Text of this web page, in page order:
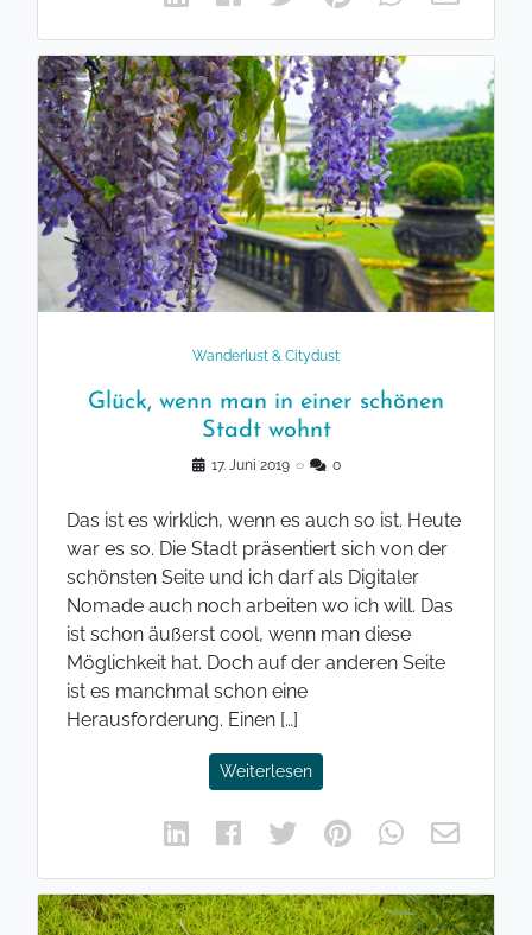
Wanderlust & Citydust
Glück, wenn man in einer schönen
Stadt wohnt
17. Juni 2019 ◌ 0
Das ist es wirklich, wenn es auch so ist. Heute
war es so. Die Stadt präsentiert sich von der
schönsten Seite und ich darf als Digitaler
Nomade auch noch arbeiten wo ich will. Das
ist schon äußerst cool, wenn man diese
Möglichkeit hat. Doch auf der anderen Seite
ist es manchmal schon eine
Herausforderung. Einen […]
Weiterlesen